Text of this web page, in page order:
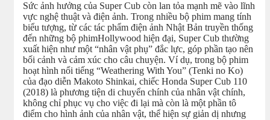
Sức ảnh hưởng của Super Cub còn lan tỏa mạnh mẽ vào lĩnh
vực nghệ thuật và điện ảnh. Trong nhiều bộ phim mang tính
biểu tượng, từ các tác phẩm điện ảnh Nhật Bản truyền thống
đến những bộ phimHollywood hiện đại, Super Cub thường
xuất hiện như một “nhân vật phụ” đắc lực, góp phần tạo nên
bối cảnh và cảm xúc cho câu chuyện. Ví dụ, trong bộ phim
hoạt hình nổi tiếng “Weathering With You” (Tenki no Ko)
của đạo diễn Makoto Shinkai, chiếc Honda Super Cub 110
(2018) là phương tiện di chuyển chính của nhân vật chính,
không chỉ phục vụ cho việc đi lại mà còn là một phần tô
điểm cho hình ảnh của nhân vật, thể hiện sự giản dị nhưng